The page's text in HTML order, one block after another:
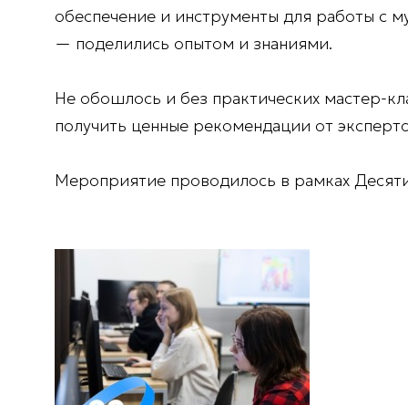
обеспечение и инструменты для работы с
— поделились опытом и знаниями.
Не обошлось и без практических мастер-
получить ценные рекомендации от
Мероприятие проводилось в рамках